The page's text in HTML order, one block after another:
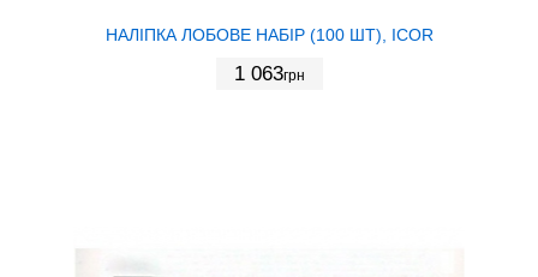
НАЛІПКА ЛОБОВЕ НАБІР (100 ШТ), ICOR
1 063грн